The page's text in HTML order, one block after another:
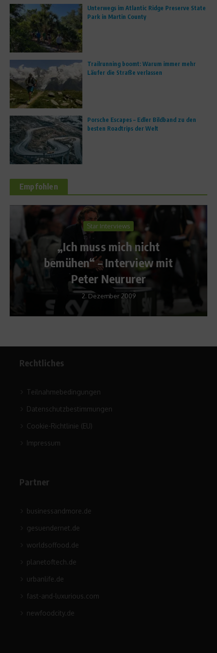
Unterwegs im Atlantic Ridge Preserve State
Park in Martin County
Trailrunning boomt: Warum immer mehr
Läufer die Straße verlassen
Porsche Escapes – Edler Bildband zu den
besten Roadtrips der Welt
Empfohlen
mich nicht
– Interview mit
Neururer
Rechtliches
Teilnahmebedingungen
Datenschutzbestimmungen
Cookie-Richtlinie (EU)
Impressum
Partner
businessandmore.de
gesuendernet.de
worldsoffood.de
planetoftech.de
urbanlife.de
fast-and-luxurious.com
newfoodcity.de